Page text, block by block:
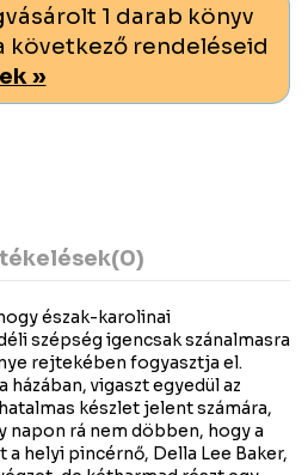
1 darab könyv
következő rendeléseid
»
(0)
észak-karolinai
szépség igencsak szánalmasra
rejtekében fogyasztja el.
vigaszt egyedül az
készlet jelent számára,
napon rá nem döbben, hogy a
helyi pincérnő, Della Lee Baker,